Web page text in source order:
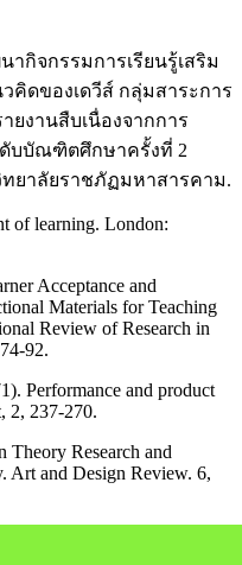
ากิจกรรมการเรียนรู้เสริม
คิดของเดวีส์ กลุ่มสาระการ
ยงานสืบเนื่องจากการ
ดับบัณฑิตศึกษาครั้งที่ 2
ทยาลัยราชภัฏมหาสารคาม.
of learning. London:
Acceptance and
Materials for Teaching
Review of Research in
92.
Performance and product
2, 237-270.
Theory Research and
Art and Design Review. 6,